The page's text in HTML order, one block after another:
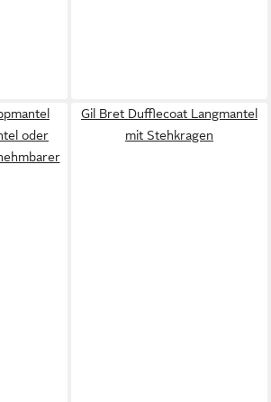
oder
Gil Bret Dufflecoat Langmantel
mit Stehkragen